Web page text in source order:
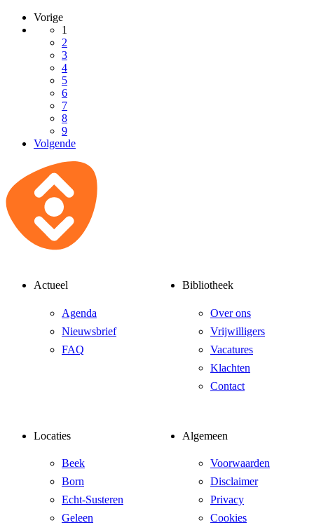
Vorige
1
2
3
4
5
6
7
8
9
Volgende
Actueel
Agenda
Nieuwsbrief
FAQ
Bibliotheek
Over ons
Vrijwilligers
Vacatures
Klachten
Contact
Locaties
Beek
Born
Echt-Susteren
Geleen
Algemeen
Voorwaarden
Disclaimer
Privacy
Cookies